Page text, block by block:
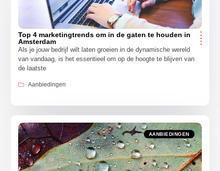
Top 4 marketingtrends om in de gaten te houden in
Amsterdam
Als je jouw bedrijf wilt laten groeien in de dynamische wereld
van vandaag, is het essentieel om op de hoogte te blijven van
de laatste
Aanbiedingen
AANBIEDINGEN